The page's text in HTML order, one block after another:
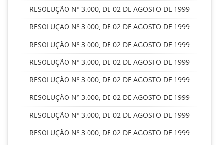
RESOLUÇÃO Nº 3.000, DE 02 DE AGOSTO DE 1999
RESOLUÇÃO Nº 3.000, DE 02 DE AGOSTO DE 1999
RESOLUÇÃO Nº 3.000, DE 02 DE AGOSTO DE 1999
RESOLUÇÃO Nº 3.000, DE 02 DE AGOSTO DE 1999
RESOLUÇÃO Nº 3.000, DE 02 DE AGOSTO DE 1999
RESOLUÇÃO Nº 3.000, DE 02 DE AGOSTO DE 1999
RESOLUÇÃO Nº 3.000, DE 02 DE AGOSTO DE 1999
RESOLUÇÃO Nº 3.000, DE 02 DE AGOSTO DE 1999